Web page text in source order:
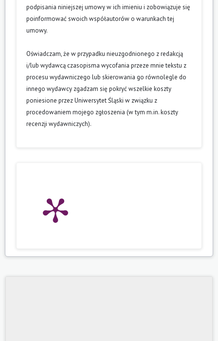
podpisania niniejszej umowy w ich imieniu i zobowiązuje się
poinformować swoich współautorów o warunkach tej
umowy.
Oświadczam, że w przypadku nieuzgodnionego z redakcją
i/lub wydawcą czasopisma wycofania przeze mnie tekstu z
procesu wydawniczego lub skierowania go równolegle do
innego wydawcy zgadzam się pokryć wszelkie koszty
poniesione przez Uniwersytet Śląski w związku z
procedowaniem mojego zgłoszenia (w tym m.in. koszty
recenzji wydawniczych).